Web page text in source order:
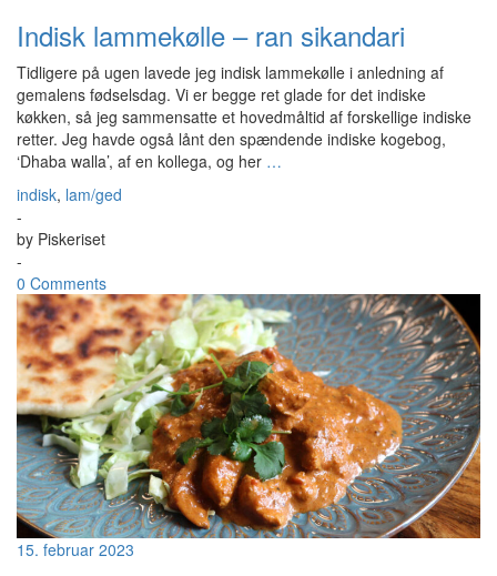
Indisk lammekølle – ran sikandari
Tidligere på ugen lavede jeg indisk lammekølle i anledning af
gemalens fødselsdag. Vi er begge ret glade for det indiske
køkken, så jeg sammensatte et hovedmåltid af forskellige indiske
retter. Jeg havde også lånt den spændende indiske kogebog,
‘Dhaba walla’, af en kollega, og her …
indisk, lam/ged
-
by Piskeriset
-
0 Comments
15. februar 2023